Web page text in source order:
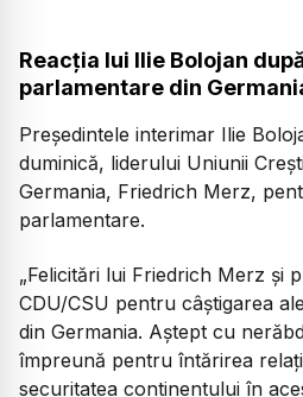
Reacția lui Ilie Bolojan
parlamentare din
Preşedintele interimar Ilie
duminică, liderului Uniunii
Germania, Friedrich Merz,
parlamentare.
„Felicitări lui Friedrich Merz şi
CDU/CSU pentru câştigarea
din Germania. Aştept cu
împreună pentru întărirea
securitatea continentului în